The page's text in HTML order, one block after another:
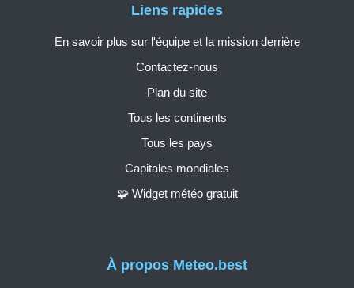
À propos Meteo.best
Liens rapides
En savoir plus sur l'équipe et la mission derrière
Contactez-nous
Plan du site
Tous les continents
Tous les pays
Capitales mondiales
🧩 Widget météo gratuit